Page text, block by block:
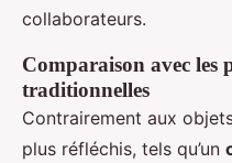
collaborateurs.
Comparaison avec les
traditionnelles
Contrairement aux
plus réfléchis, tels qu’un